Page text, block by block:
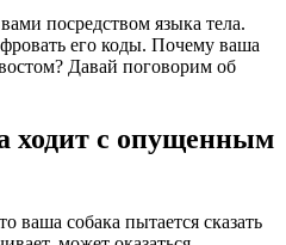
посредством языка тела.
его коды. Почему ваша
Давай поговорим об
ходит с опущенным
ваша собака пытается сказать